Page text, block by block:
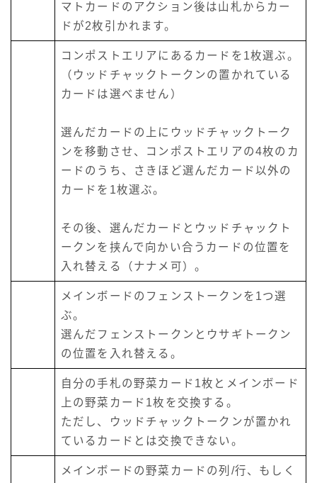
マトカードのアクション後は山札からカー
ドが2枚引かれます。
コンポストエリアにあるカードを1枚選ぶ。
（ウッドチャックトークンの置かれている
カードは選べません）
選んだカードの上にウッドチャックトーク
ンを移動させ、コンポストエリアの4枚のカ
ードのうち、さきほど選んだカード以外の
カードを1枚選ぶ。
その後、選んだカードとウッドチャックト
ークンを挟んで向かい合うカードの位置を
入れ替える（ナナメ可）。
メインボードのフェンストークンを1つ選
ぶ。
選んだフェンストークンとウサギトークン
の位置を入れ替える。
自分の手札の野菜カード1枚とメインボード
上の野菜カード1枚を交換する。
ただし、ウッドチャックトークンが置かれ
ているカードとは交換できない。
メインボードの野菜カードの列/行、もしく